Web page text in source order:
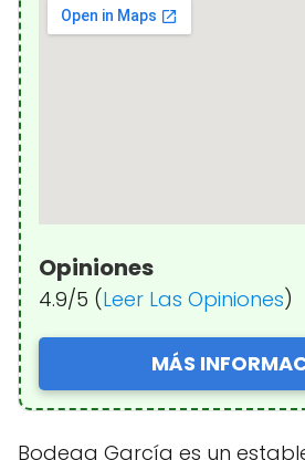
Opiniones
4.9/5 (Leer Las Opiniones)
MÁS
Bodega García es un